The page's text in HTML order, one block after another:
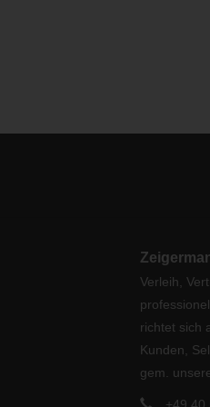
Verleih,
richtet sich
Kunden,
gem.